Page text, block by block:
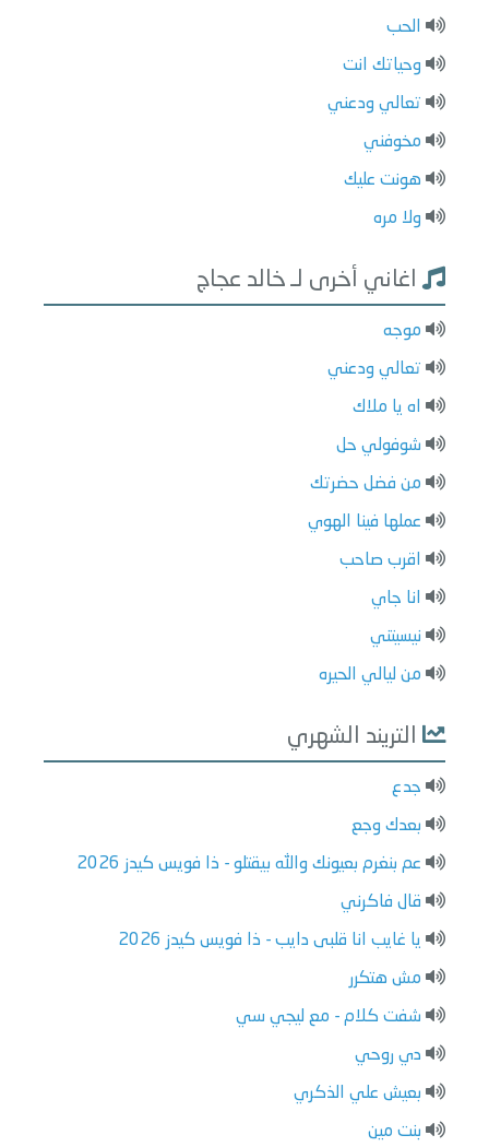
الحب
وحياتك انت
تعالي ودعني
مخوفني
هونت عليك
ولا مره
اغاني أخرى لـ خالد عجاج
موجه
تعالي ودعني
اه يا ملاك
شوفولي حل
من فضل حضرتك
عملها فينا الهوي
اقرب صاحب
انا جاي
نيسيتني
من ليالي الحيره
التريند الشهري
جدع
بعدك وجع
عم بنغرم بعيونك والله بيقتلو - ذا فويس كيدز 2026
قال فاكرني
يا غايب انا قلبى دايب - ذا فويس كيدز 2026
مش هتكرر
شفت كلام - مع ليجي سي
دي روحي
بعيش علي الذكري
بنت مين